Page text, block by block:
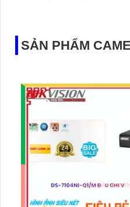
SẢN PHẨM